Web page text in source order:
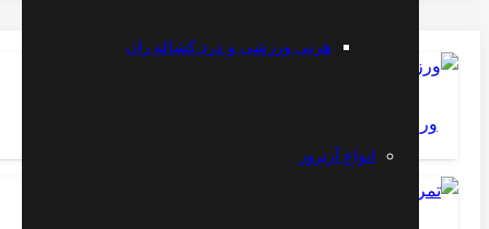
هرنی ورزشی و درد کشاله ران
انواع آرتروز
ورزش تونل کارپال